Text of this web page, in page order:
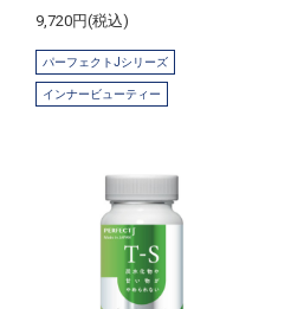
9,720円(税込)
パーフェクトJシリーズ
インナービューティー